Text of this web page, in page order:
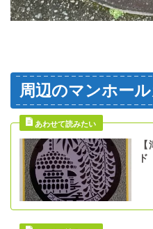
周辺のマンホー
ド